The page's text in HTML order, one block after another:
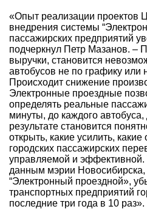
«Опыт реализации проектов
внедрения системы
пассажирских предприятий
подчеркнул Петр Мазанов. –
выручки, становится
автобусов не по графику или
Происходит снижение
Электронные проездные
определять реальные
минуты, до каждого
результате становится
открыть, какие усилить,
городских пассажирских
управляемой и эффективной.
данным мэрии Новосибирска,
“Электронный проездной»,
транспортных предприятий
последние три года в 10 раз».